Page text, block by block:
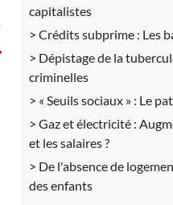
capitalistes
Crédits subprime : Les
Dépistage de la
criminelles
« Seuils sociaux » : Le
Gaz et électricité :
et les salaires ?
De l'absence de
des enfants